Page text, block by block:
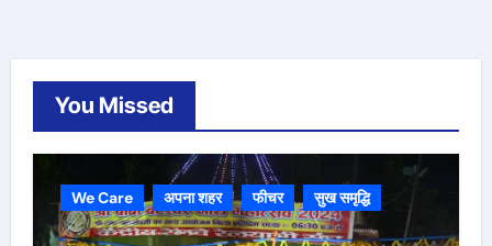
You Missed
We Care अपना शहर फीचर सुख समृद्धि